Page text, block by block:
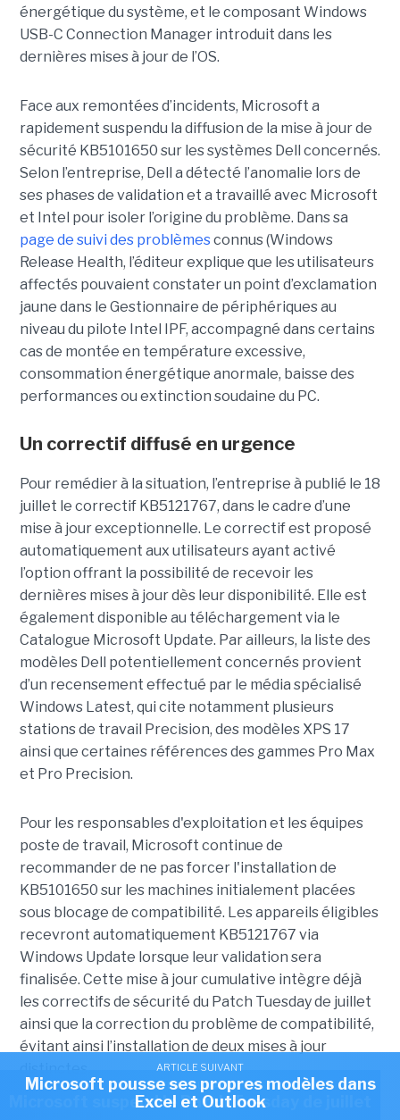
ARTICLE SUIVANT
Microsoft suspend le Patch Tuesday de juillet
énergétique du système, et le composant Windows
USB-C Connection Manager introduit dans les
dernières mises à jour de l’OS.
Face aux remontées d’incidents, Microsoft a
rapidement suspendu la diffusion de la mise à jour de
sécurité KB5101650 sur les systèmes Dell concernés.
Selon l’entreprise, Dell a détecté l’anomalie lors de
ses phases de validation et a travaillé avec Microsoft
et Intel pour isoler l’origine du problème. Dans sa
page de suivi des problèmesconnus (Windows
Release Health, l’éditeur explique que les utilisateurs
affectés pouvaient constater un point d’exclamation
jaune dans le Gestionnaire de périphériques au
niveau du pilote Intel IPF, accompagné dans certains
cas de montée en température excessive,
consommation énergétique anormale, baisse des
performances ou extinction soudaine du PC.
Un correctif diffusé en urgence
Pour remédier à la situation, l’entreprise à publié le 18
juillet le correctif KB5121767, dans le cadre d’une
mise à jour exceptionnelle. Le correctif est proposé
automatiquement aux utilisateurs ayant activé
l’option offrant la possibilité de recevoir les
dernières mises à jour dès leur disponibilité. Elle est
également disponible au téléchargement via le
Catalogue Microsoft Update. Par ailleurs, la liste des
modèles Dell potentiellement concernés provient
d’un recensement effectué par le média spécialisé
Windows Latest, qui cite notamment plusieurs
stations de travail Precision, des modèles XPS 17
ainsi que certaines références des gammes Pro Max
et Pro Precision.
Pour les responsables d'exploitation et les équipes
poste de travail, Microsoft continue de
recommander de ne pas forcer l'installation de
KB5101650 sur les machines initialement placées
sous blocage de compatibilité. Les appareils éligibles
recevront automatiquement KB5121767 via
Windows Update lorsque leur validation sera
finalisée. Cette mise à jour cumulative intègre déjà
les correctifs de sécurité du Patch Tuesday de juillet
ainsi que la correction du problème de compatibilité,
évitant ainsi l’installation de deux mises à jour
ARTICLE SUIVANT
Microsoft pousse ses propres modèles dans
Excel et Outlook